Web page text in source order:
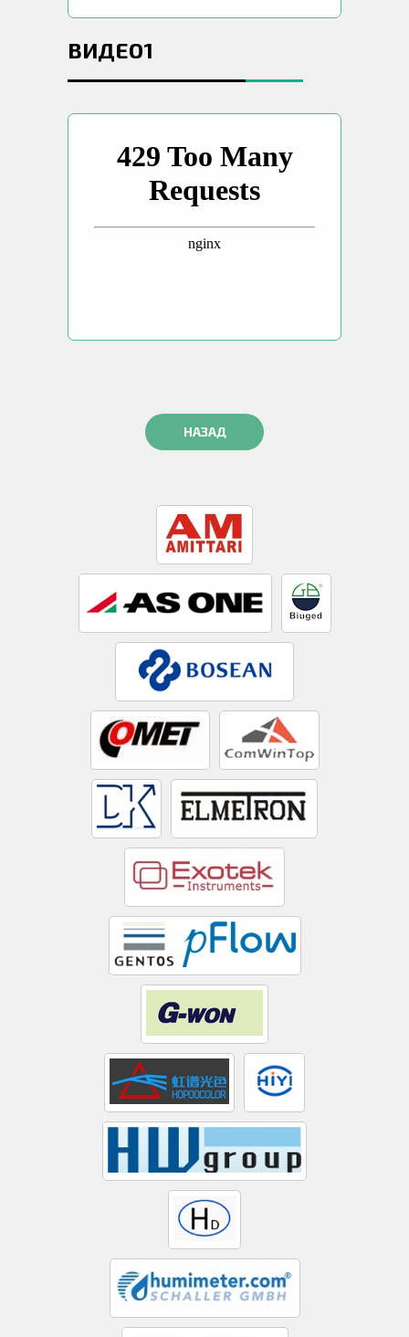
ВИДЕО1
НАЗАД